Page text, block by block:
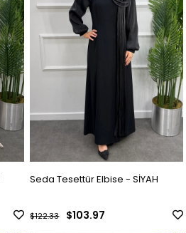
Seda Tesettür Elbise - SİYAH
$103.97
$122.33